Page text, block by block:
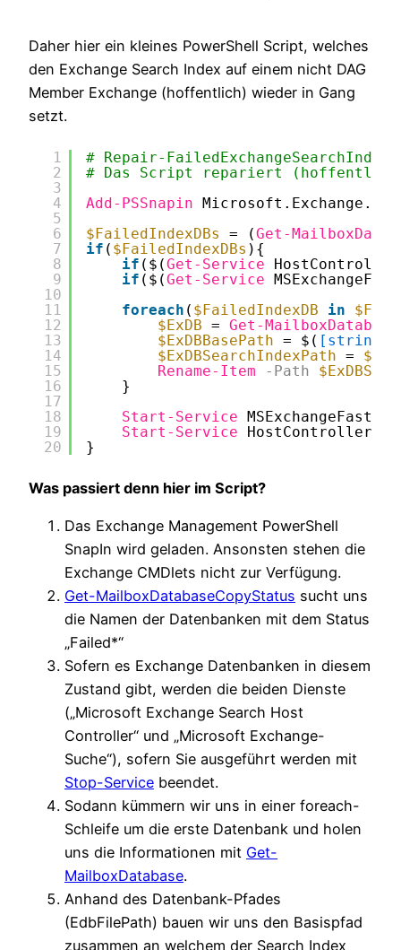
Daher hier ein kleines PowerShell Script, welches
den Exchange Search Index auf einem nicht DAG
Member Exchange (hoffentlich) wieder in Gang
setzt.
1
2
3
4
5
6
7
8
9
10
11
12
13
14
15
16
17
18
19
20
# Repair-FailedExchangeSearchIndex
# Das Script repariert (hoffentlich)
Add-PSSnapin
$FailedIndexDBs
= (Get-
if ( $FailedIndexDBs ){
if ($(Get-Service
if ($(Get-Service
foreach ( $FailedIndexDB in
$ExDB = Get-MailboxDatabase
$ExDBBasePath = $( [string]
$ExDBSearchIndexPath =
Rename-Item
-Path
}
Start-Service
Start-Service
}
Was passiert denn hier im Script?
Das Exchange Management PowerShell
SnapIn wird geladen. Ansonsten stehen die
Exchange CMDlets nicht zur Verfügung.
Get-MailboxDatabaseCopyStatus sucht uns
die Namen der Datenbanken mit dem Status
„Failed*“
Sofern es Exchange Datenbanken in diesem
Zustand gibt, werden die beiden Dienste
(„Microsoft Exchange Search Host
Controller“ und „Microsoft Exchange-
Suche“), sofern Sie ausgeführt werden mit
Stop-Service beendet.
Sodann kümmern wir uns in einer foreach-
Schleife um die erste Datenbank und holen
uns die Informationen mit Get-
MailboxDatabase.
Anhand des Datenbank-Pfades
(EdbFilePath) bauen wir uns den Basispfad
zusammen an welchem der Search Index